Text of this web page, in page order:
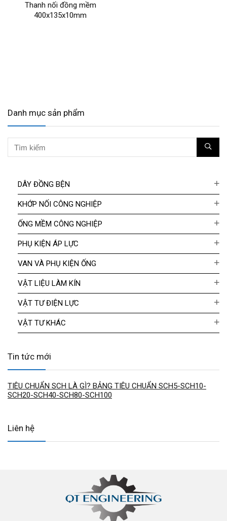
Thanh nối đồng mềm
400x135x10mm
Danh mục sản phẩm
DÂY ĐỒNG BỆN
KHỚP NỐI CÔNG NGHIỆP
ỐNG MỀM CÔNG NGHIỆP
PHỤ KIỆN ÁP LỰC
VAN VÀ PHỤ KIỆN ỐNG
VẬT LIỆU LÀM KÍN
VẬT TƯ ĐIỆN LỰC
VẬT TƯ KHÁC
Tin tức mới
TIÊU CHUẨN SCH LÀ GÌ? BẢNG TIÊU CHUẨN SCH5-SCH10-
SCH20-SCH40-SCH80-SCH100
Liên hệ